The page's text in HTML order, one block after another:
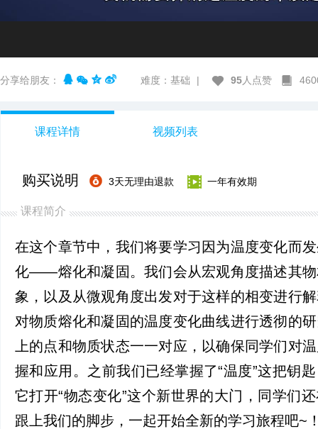
分享给朋友： 难度：基础 | 95人点赞
课程详情 视频列表
购买说明 3天无理由退款 一年有效期
课程简介
在这个章节中，我们将要学习因为温度变化而
化——熔化和凝固。我们会从宏观角度描述其
象，以及从微观角度出发对于这样的相变进行
对物质熔化和凝固的温度变化曲线进行透彻的
上的点和物质状态一一对应，以确保同学们对
握和应用。之前我们已经掌握了“温度”这把钥
它打开“物态变化”这个新世界的大门，同学们
跟上我们的脚步，一起开始全新的学习旅程吧~